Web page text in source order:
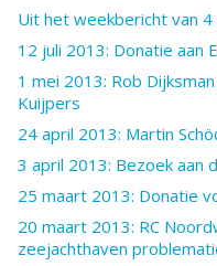
Uit het weekbericht van
12 juli 2013: Donatie aan
1 mei 2013: Rob
Kuijpers
24 april 2013: Martin
3 april 2013: Bezoek aan
25 maart 2013: Donatie
20 maart 2013: RC
zeejachthaven